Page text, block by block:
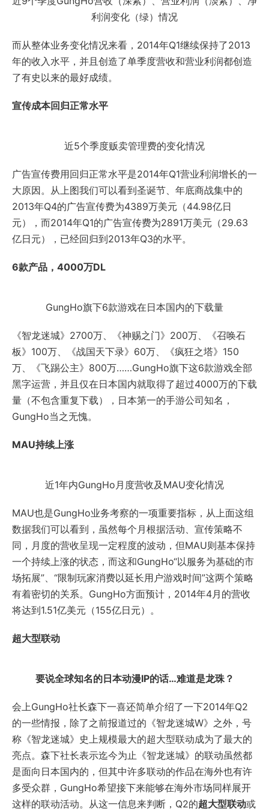
利润变化（绿）情况
而从整体业务变化情况来看，2014年Q1继续保持了2013
年的收入水平，并且创造了单季度营收和营业利润都创造
了有史以来的最好成绩。
宣传成本回归正常水平
近5个季度贩卖管理费的变化情况
广告宣传费用回归正常水平是2014年Q1营业利润增长的一
大原因。从上图我们可以看到圣诞节、年底商战集中的
2013年Q4的广告宣传费为4389万美元（44.98亿日
元），而2014年Q1的广告宣传费为2891万美元（29.63
亿日元），已经回归到2013年Q3的水平。
6款产品，4000万DL
GungHo旗下6款游戏在日本国内的下载量
《智龙迷城》2700万、《神赐之门》200万、《召唤石
板》100万、《战国天下录》60万、《疯狂之塔》150
万、《飞踢公主》800万……GungHo旗下这6款游戏全部
黑字运营，并且仅在日本国内就取得了超过4000万的下载
量（不包含重复下载），日本第一的手游公司知名，
GungHo当之无愧。
MAU持续上涨
近1年内GungHo月度营收及MAU变化情况
MAU也是GungHo业务考察的一项重要指标，从上面这组
数据我们可以看到，虽然每个月根据活动、宣传策略不
同，月度的营收呈现一定程度的波动，但MAU则基本保持
一个持续上涨的状态，而这和GungHo“以服务为基础的市
场拓展”、“限制玩家消费以延长用户游戏时间”这两个策略
有着密切的关系。GungHo方面预计，2014年4月的营收
将达到1.51亿美元（155亿日元）。
超大型联动
要说全球知名的日本动漫IP的话…难道是龙珠？
会上GungHo社长森下一喜还简单介绍了一下2014年Q2
的一些情报，除了之前报道过的《智龙迷城W》之外，号
称《智龙迷城》史上规模最大的超大型联动成为了最大的
亮点。森下社长表示迄今为止《智龙迷城》的联动虽然都
是面向日本国内的，但其中许多联动的作品在海外也有许
多受众群，GungHo希望接下来能够在海外市场同样展开
这样的联动活动。从这一信息来判断，Q2的超大型联动或